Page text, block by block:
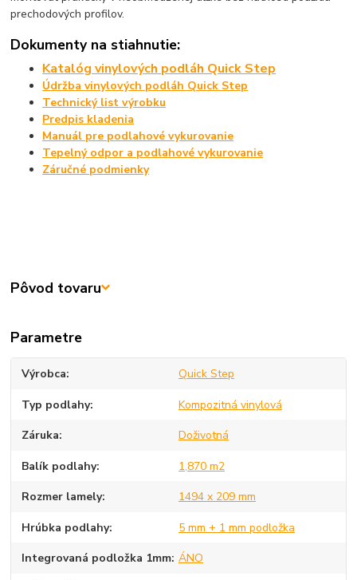
prechodových profilov.
Dokumenty na stiahnutie:
Katalóg vinylových podláh Quick Step
Údržba vinylových podláh Quick Step
Technický list výrobku
Predpis kladenia
Manuál pre podlahové vykurovanie
Tepelný odpor a podlahové vykurovanie
Záručné podmienky
Pôvod tovaru
Parametre
Výrobca Quick Step
Typ podlahy Kompozitná vinylová
Záruka Doživotná
Balík podlahy 1,870 m2
Rozmer lamely 1494 x 209 mm
Hrúbka podlahy 5 mm + 1 mm podložka
Integrovaná podložka 1mm ÁNO